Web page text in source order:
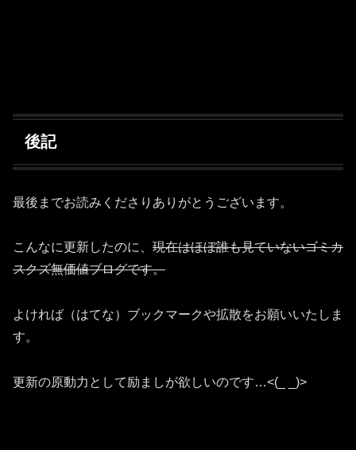
後記
最後までお読みくださりありがとうございます。
こんなに更新したのに、 現在はほぼ誰も見ていないゴミカ
スクズ無価値ブログです。
よければ（はてな）ブックマークや拡散をお願いいたしま
す。
更新の原動力として励ましが欲しいのです…<(_ _)>